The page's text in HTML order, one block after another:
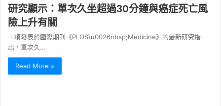
研究顯示：單次久坐超過30分鐘與癌症死亡風
險上升有關
一項發表於國際期刊《PLOS\u0026nbsp;Medicine》的最新研究指
出，單次久…
Read More »